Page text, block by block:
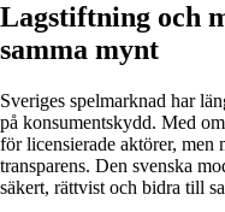
Lagstiftning och
samma mynt
Sveriges spelmarknad har
på konsumentskydd. Med
för licensierade aktörer, men
transparens. Den svenska
säkert, rättvist och bidra till